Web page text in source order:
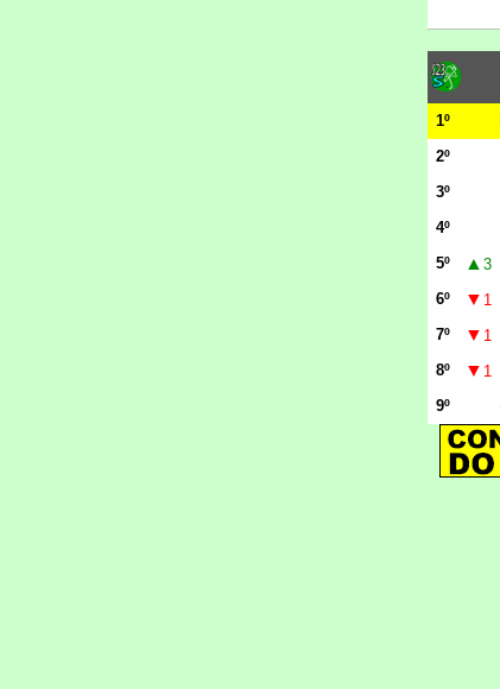
1º
2º
3º
4º
5º ▲ 3
6º ▼ 1
7º ▼ 1
8º ▼ 1
9º